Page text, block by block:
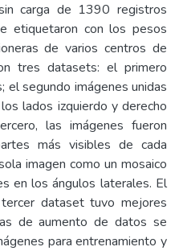
carga de 1390 registros
etiquetaron con los pesos
de varios centros de
tres datasets: el primero
el segundo imágenes unidas
lados izquierdo y derecho
las imágenes fueron
más visibles de cada
imagen como un mosaico
en los ángulos laterales. El
dataset tuvo mejores
de aumento de datos se
para entrenamiento y